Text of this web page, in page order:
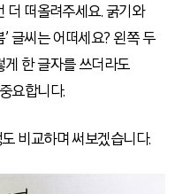
더 떠올려주세요.굵기와
’글씨는 어떠세요?왼쪽 두
게 한 글자를 쓰더라도
요합니다.
비교하며 써보겠습니다.